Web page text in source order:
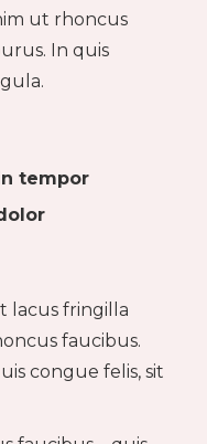
ut rhoncus
In quis
tempor
lacus fringilla
faucibus.
congue felis, sit